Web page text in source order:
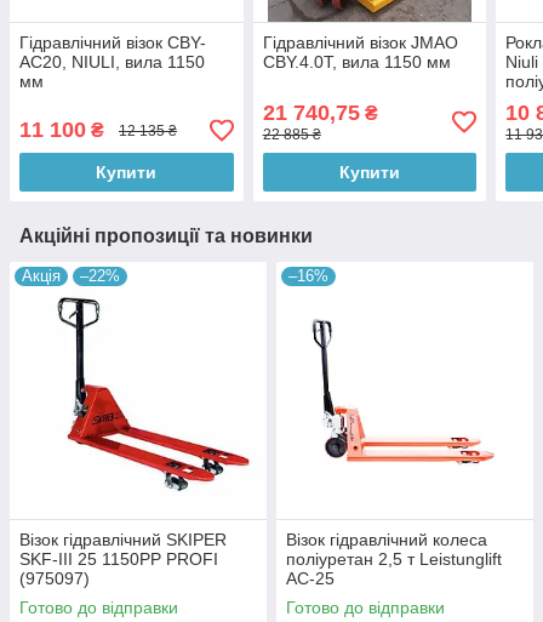
Гідравлічний візок CBY-
AC20, NIULI, вила 1150
мм
11 100 ₴ 12 135 ₴
Купити
Гідравлічний візок JMAO
CBY.4.0T, вила 1150 мм
21 740,75₴
22 885 ₴
Купити
10
11
Акційні пропозиції та новинки
Акція –22%
Візок гідравлічний SKIPER
SKF-III 25 1150PP PROFI
(975097)
Готово до відправки
–16%
Візок гідравлічний колеса
поліуретан 2,5 т Leistunglift
AC-25
Готово до відправки